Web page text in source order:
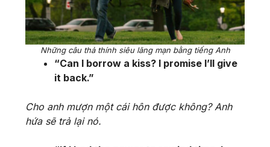
Những câu thả thính siêu lãng mạn bằng tiếng Anh
“Can I borrow a kiss? I promise I’ll give
it back.”
Cho anh mượn một cái hôn được không? Anh
hứa sẽ trả lại nó.